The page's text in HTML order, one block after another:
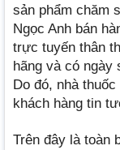
sản phẩm chăm
Ngọc Anh bán
trực tuyến thân
hãng và có ngày
Do đó, nhà
khách hàng tin
Trên đây là toàn